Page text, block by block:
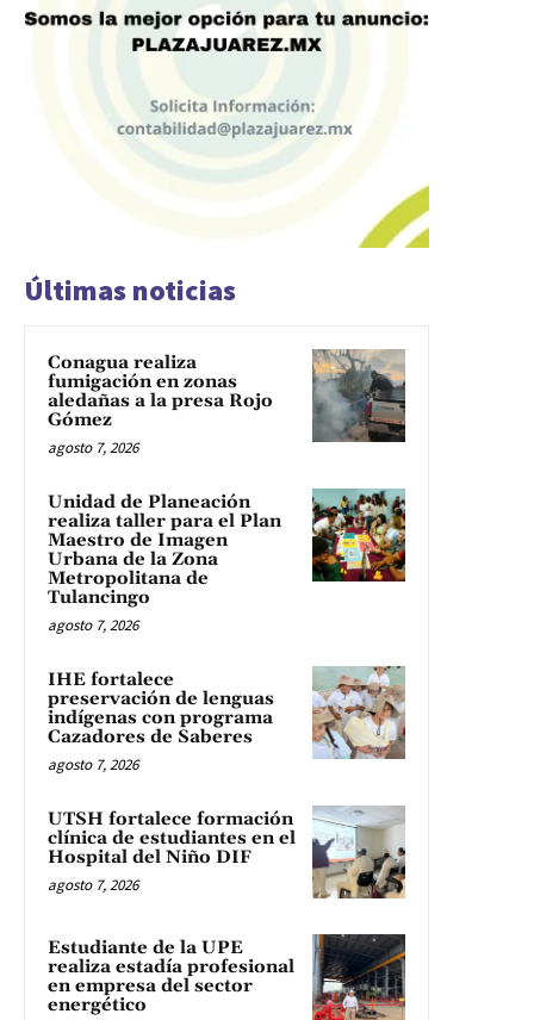
Últimas noticias
Conagua realiza
fumigación en zonas
aledañas a la presa Rojo
Gómez
agosto 7, 2026
Unidad de Planeación
realiza taller para el Plan
Maestro de Imagen
Urbana de la Zona
Metropolitana de
Tulancingo
agosto 7, 2026
IHE fortalece
preservación de lenguas
indígenas con programa
Cazadores de Saberes
agosto 7, 2026
UTSH fortalece formación
clínica de estudiantes en el
Hospital del Niño DIF
agosto 7, 2026
Estudiante de la UPE
realiza estadía profesional
en empresa del sector
energético